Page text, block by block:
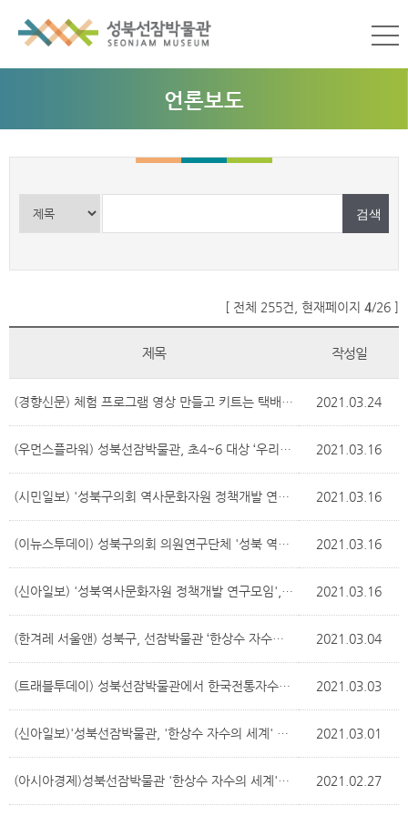
언론보도
[ 전체 255건, 현재페이지 4/26 ]
제목 작성일
(경향신문) 체험 프로그램 영상 만들고 키트는 택배 “비대면 박물관에 현장 감흥 불어넣었죠” 2021.03.24
(우먼스플라워) 성북선잠박물관, 초4~6 대상 ‘우리 동네 문제 해결사’ 강의 2021.03.16
(시민일보) '성북구의회 역사문화자원 정책개발 연구모임, 본격 활동 시작 2021.03.16
(이뉴스투데이) 성북구의회 의원연구단체 '성북 역사문화자원 정책개발 연구모임' 활동 실시 2021.03.16
(신아일보) '성북역사문화자원 정책개발 연구모임', 본격 활동 스타트 2021.03.16
(한겨레 서울앤) 성북구, 선잠박물관 ‘한상수 자수의 세계’ 연장 개최 2021.03.04
(트래블투데이) 성북선잠박물관에서 한국전통자수의 아름다움 확인하세요 2021.03.03
(신아일보)'성북선잠박물관, '한상수 자수의 세계' 展 연장 개최 2021.03.01
(아시아경제)성북선잠박물관 '한상수 자수의 세계'展 연장 개최 2021.02.27